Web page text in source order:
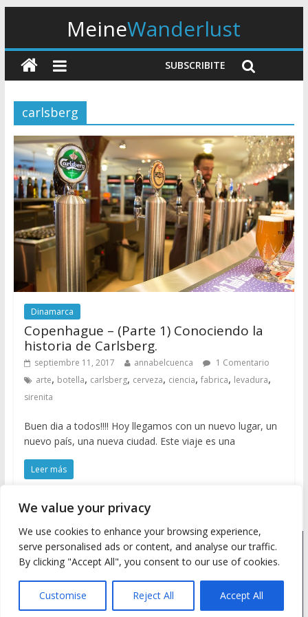
We value your privacy
We use cookies to enhance your browsing experience,
serve personalised ads or content, and analyse our traffic.
By clicking "Accept All", you consent to our use of cookies.
Customise Reject All Accept All
MeineWanderlust
SUBSCRIBITE
carlsberg
Dinamarca
Copenhague – (Parte 1) Conociendo la
historia de Carlsberg.
septiembre 11, 2017 annabelcuenca
1 Comentario
arte, botella, carlsberg, cerveza, ciencia, fabrica, levadura,
sirenita
Buen dia a todos!!!! Hoy llegamos con un nuevo lugar, un
nuevo país, una nueva ciudad. Este viaje es una
Leer más
Copyright © 2026Meine Wanderlust. Todos los derechos
reservados.
Tema: ColorMag by ThemeGrill. Desarrollado conWordPress